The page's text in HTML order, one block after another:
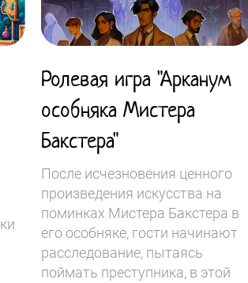
Ролевая игра "Арканум
особняка Мистера
Бакстера"
После исчезновения ценного
произведения искусства на
поминках Мистера Бакстера в
его особняке, гости начинают
расследование, пытаясь
поймать преступника, в этой